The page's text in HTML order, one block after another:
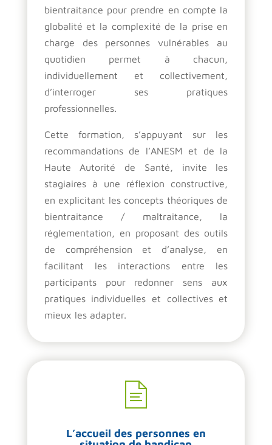
bientraitance pour prendre en compte la
globalité et la complexité de la prise en
charge des personnes vulnérables au
quotidien permet à chacun,
individuellement et collectivement,
d’interroger ses pratiques
professionnelles.
Cette formation, s’appuyant sur les
recommandations de l’ANESM et de la
Haute Autorité de Santé, invite les
stagiaires à une réflexion constructive,
en explicitant les concepts théoriques de
bientraitance / maltraitance, la
réglementation, en proposant des outils
de compréhension et d’analyse, en
facilitant les interactions entre les
participants pour redonner sens aux
pratiques individuelles et collectives et
mieux les adapter.
L’accueil des personnes en